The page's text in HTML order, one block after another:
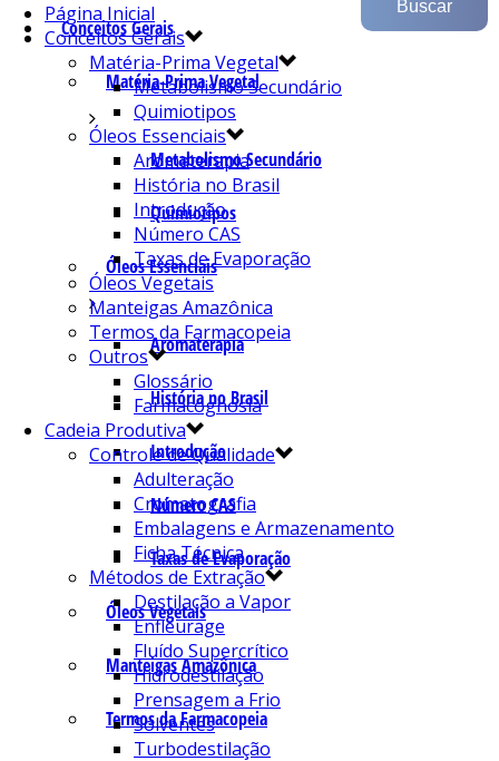
Conceitos Gerais
Matéria-Prima Vegetal
Metabolismo Secundário
Quimiotipos
Óleos Essenciais
Aromaterapia
História no Brasil
Introdução
Número CAS
Taxas de Evaporação
Óleos Vegetais
Manteigas Amazônica
Termos da Farmacopeia
Página Inicial
Conceitos Gerais
Matéria-Prima Vegetal
Metabolismo Secundário
Quimiotipos
Óleos Essenciais
Aromaterapia
História no Brasil
Introdução
Número CAS
Taxas de Evaporação
Óleos Vegetais
Manteigas Amazônica
Termos da Farmacopeia
Outros
Glossário
Farmacognosia
Cadeia Produtiva
Controle de Qualidade
Adulteração
Cromatografia
Embalagens e Armazenamento
Ficha Técnica
Métodos de Extração
Destilação a Vapor
Enfleurage
Fluído Supercrítico
Hidrodestilação
Prensagem a Frio
Solventes
Turbodestilação